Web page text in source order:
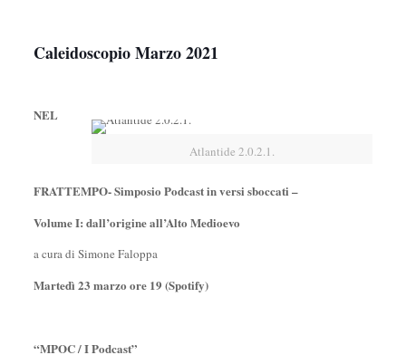
Caleidoscopio Marzo 2021
Atlantide 2.0.2.1.
NEL
FRATTEMPO- Simposio Podcast in versi sboccati –
Volume I: dall’origine all’Alto Medioevo
a cura di Simone Faloppa
Martedì 23 marzo ore 19 (Spotify)
“MPOC / I Podcast”